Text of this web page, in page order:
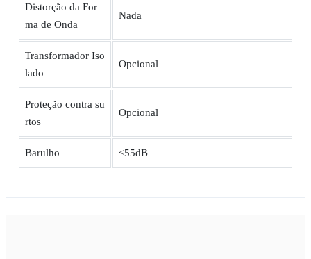
Distorção da For
ma de Onda
Nada
Transformador Iso
lado
Opcional
Proteção contra su
rtos
Opcional
Barulho <55dB